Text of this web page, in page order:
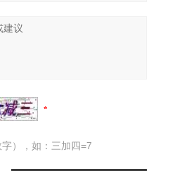
），如：三加四=7